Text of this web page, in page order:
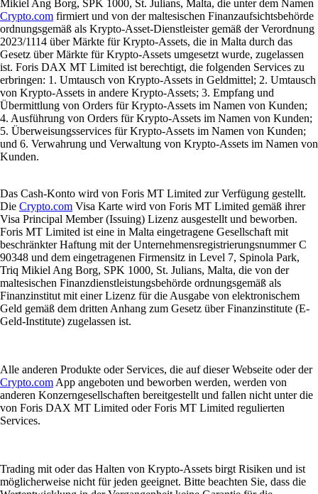
Mikiel Ang Borg, SPK 1000, St. Julians, Malta, die unter dem Namen
Crypto.com firmiert und von der maltesischen Finanzaufsichtsbehörde
ordnungsgemäß als Krypto-Asset-Dienstleister gemäß der Verordnung
2023/1114 über Märkte für Krypto-Assets, die in Malta durch das
Gesetz über Märkte für Krypto-Assets umgesetzt wurde, zugelassen
ist. Foris DAX MT Limited ist berechtigt, die folgenden Services zu
erbringen: 1. Umtausch von Krypto-Assets in Geldmittel; 2. Umtausch
von Krypto-Assets in andere Krypto-Assets; 3. Empfang und
Übermittlung von Orders für Krypto-Assets im Namen von Kunden;
4. Ausführung von Orders für Krypto-Assets im Namen von Kunden;
5. Überweisungsservices für Krypto-Assets im Namen von Kunden;
und 6. Verwahrung und Verwaltung von Krypto-Assets im Namen von
Kunden.
Das Cash-Konto wird von Foris MT Limited zur Verfügung gestellt.
Die Crypto.com Visa Karte wird von Foris MT Limited gemäß ihrer
Visa Principal Member (Issuing) Lizenz ausgestellt und beworben.
Foris MT Limited ist eine in Malta eingetragene Gesellschaft mit
beschränkter Haftung mit der Unternehmensregistrierungsnummer C
90348 und dem eingetragenen Firmensitz in Level 7, Spinola Park,
Triq Mikiel Ang Borg, SPK 1000, St. Julians, Malta, die von der
maltesischen Finanzdienstleistungsbehörde ordnungsgemäß als
Finanzinstitut mit einer Lizenz für die Ausgabe von elektronischem
Geld gemäß dem dritten Anhang zum Gesetz über Finanzinstitute (E-
Geld-Institute) zugelassen ist.
Alle anderen Produkte oder Services, die auf dieser Webseite oder der
Crypto.com App angeboten und beworben werden, werden von
anderen Konzerngesellschaften bereitgestellt und fallen nicht unter die
von Foris DAX MT Limited oder Foris MT Limited regulierten
Services.
Trading mit oder das Halten von Krypto-Assets birgt Risiken und ist
möglicherweise nicht für jeden geeignet. Bitte beachten Sie, dass die